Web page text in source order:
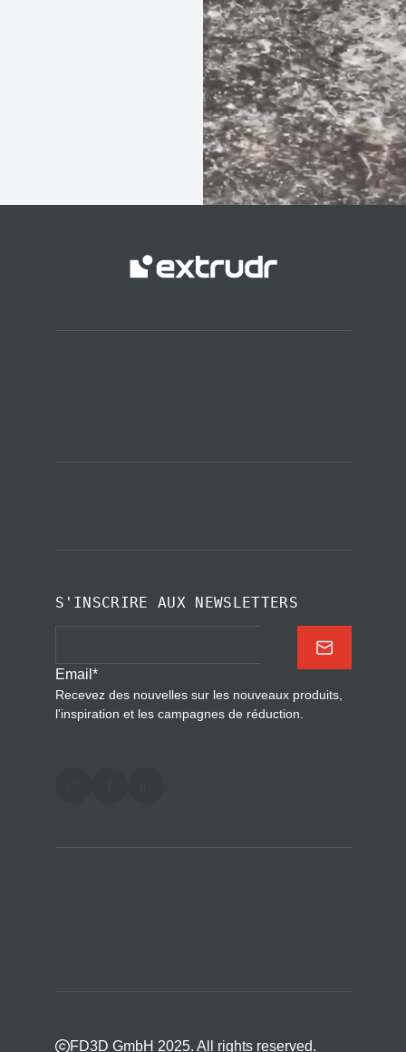
S'INSCRIRE AUX NEWSLETTERS
Email *
Recevez des nouvelles sur les nouveaux produits,
l'inspiration et les campagnes de réduction.
FD3D GmbH 2025. All rights reserved.